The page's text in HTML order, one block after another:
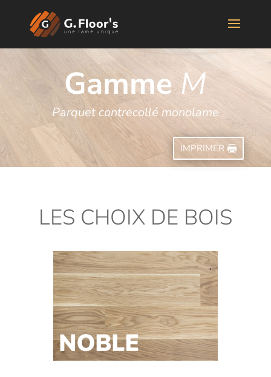
Gamme M
Parquet contrecollé monolame
IMPRIMER
LES CHOIX DE BOIS